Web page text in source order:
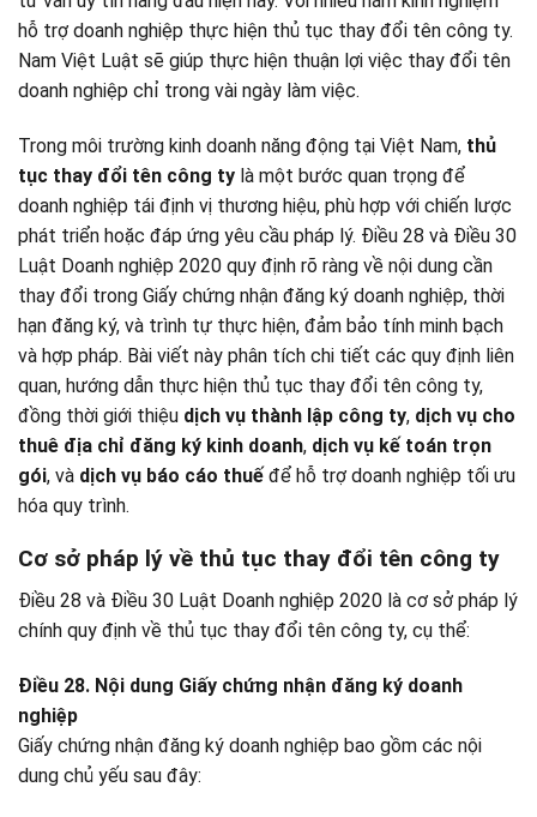
hỗ trợ doanh nghiệp thực hiện thủ tục thay đổi tên công ty.
Nam Việt Luật sẽ giúp thực hiện thuận lợi việc thay đổi tên
doanh nghiệp chỉ trong vài ngày làm việc.
Trong môi trường kinh doanh năng động tại Việt Nam, thủ
tục thay đổi tên công ty là một bước quan trọng để
doanh nghiệp tái định vị thương hiệu, phù hợp với chiến lược
phát triển hoặc đáp ứng yêu cầu pháp lý. Điều 28 và Điều 30
Luật Doanh nghiệp 2020 quy định rõ ràng về nội dung cần
thay đổi trong Giấy chứng nhận đăng ký doanh nghiệp, thời
hạn đăng ký, và trình tự thực hiện, đảm bảo tính minh bạch
và hợp pháp. Bài viết này phân tích chi tiết các quy định liên
quan, hướng dẫn thực hiện thủ tục thay đổi tên công ty,
đồng thời giới thiệu dịch vụ thành lập công ty, dịch vụ cho
thuê địa chỉ đăng ký kinh doanh, dịch vụ kế toán trọn
gói, và dịch vụ báo cáo thuế để hỗ trợ doanh nghiệp tối ưu
hóa quy trình.
Cơ sở pháp lý về thủ tục thay đổi tên công ty
Điều 28 và Điều 30 Luật Doanh nghiệp 2020 là cơ sở pháp lý
chính quy định về thủ tục thay đổi tên công ty, cụ thể:
Điều 28. Nội dung Giấy chứng nhận đăng ký doanh
nghiệp
Giấy chứng nhận đăng ký doanh nghiệp bao gồm các nội
dung chủ yếu sau đây: